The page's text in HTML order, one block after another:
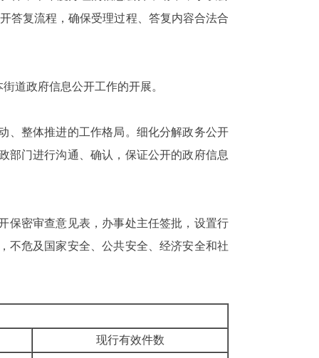
答复流程，确保受理过程、答复内容合法合
道政府信息公开工作的开展。
、整体推进的工作格局。细化分解政务公开
部门进行沟通、确认，保证公开的政府信息
保密审查意见表，办事处主任签批，设置行
不危及国家安全、公共安全、经济安全和社
现行有效件数